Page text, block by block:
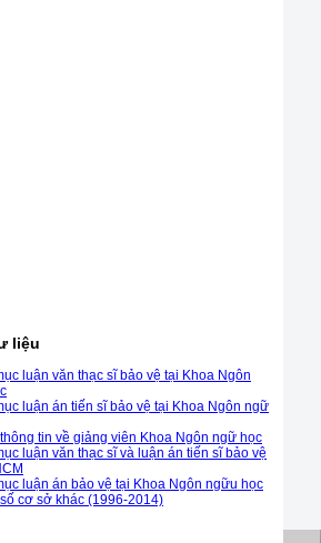
liệu
luận văn thạc sĩ bảo vệ tại Khoa Ngôn
luận án tiến sĩ bảo vệ tại Khoa Ngôn ngữ
thông tin về giảng viên Khoa Ngôn ngữ học
luận văn thạc sĩ và luận án tiến sĩ bảo vệ
luận án bảo vệ tại Khoa Ngôn ngữu học
cơ sở khác (1996-2014)